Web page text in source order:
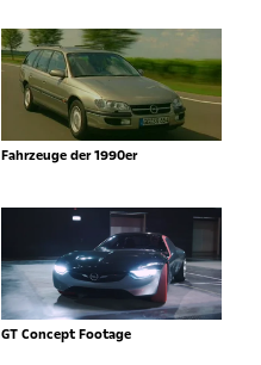
Fahrzeuge der 1990er
GT Concept Footage